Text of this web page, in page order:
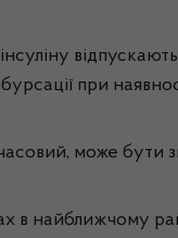
при
може бути
в найближчому